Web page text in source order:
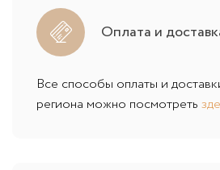
Оплата и
Все способы оплаты и
региона можно посмотреть